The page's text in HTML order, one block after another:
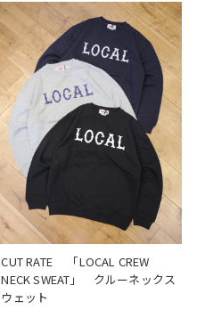
CUT RATE 　「LOCAL CREW
NECK SWEAT」　クルーネックス
ウェット